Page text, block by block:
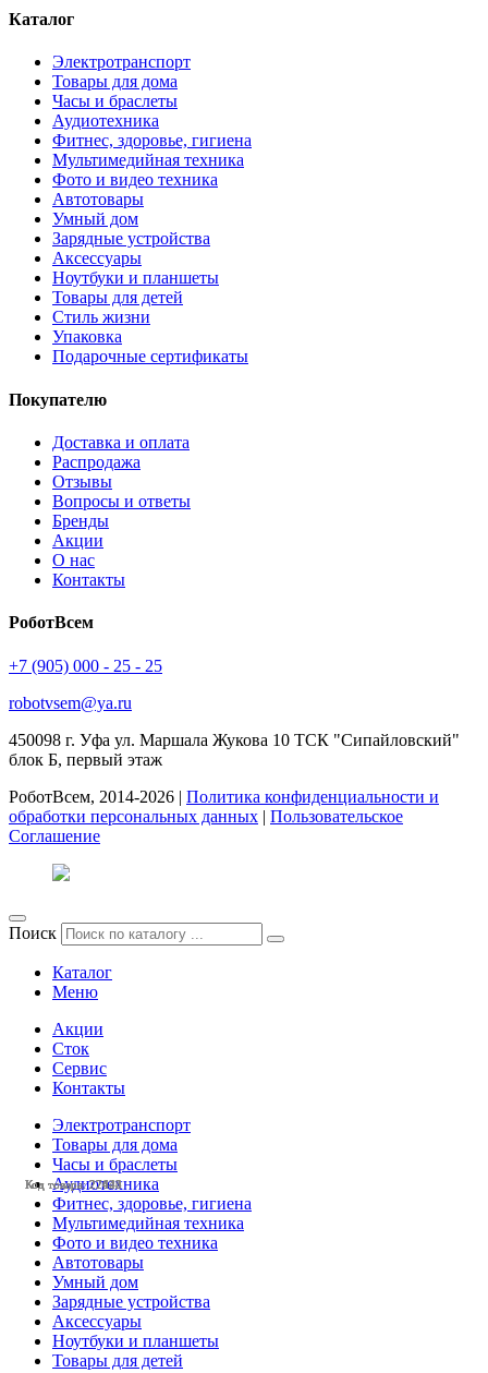
Код товара: 22624
Код товара: 22623
Код товара: 27443
Код товара: 27442
Код товара: 27440
Каталог
Электротранспорт
Товары для дома
Часы и браслеты
Аудиотехника
Фитнес, здоровье, гигиена
Мультимедийная техника
Фото и видео техника
Автотовары
Умный дом
Зарядные устройства
Аксессуары
Ноутбуки и планшеты
Товары для детей
Стиль жизни
Упаковка
Подарочные сертификаты
Покупателю
Доставка и оплата
Распродажа
Отзывы
Вопросы и ответы
Бренды
Акции
О нас
Контакты
РоботВсем
+7 (905) 000 - 25 - 25
robotvsem@ya.ru
450098 г. Уфа ул. Маршала Жукова 10 ТСК "Сипайловский"
блок Б, первый этаж
РоботВсем, 2014-2026 | Политика конфиденциальности и
обработки персональных данных | Пользовательское
Соглашение
Поиск
Каталог
Меню
Акции
Сток
Сервис
Контакты
Электротранспорт
Товары для дома
Часы и браслеты
Аудиотехника
Фитнес, здоровье, гигиена
Мультимедийная техника
Фото и видео техника
Автотовары
Умный дом
Зарядные устройства
Аксессуары
Ноутбуки и планшеты
Товары для детей